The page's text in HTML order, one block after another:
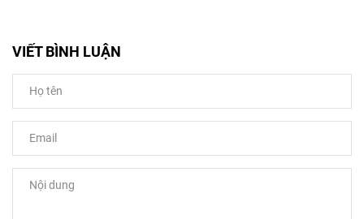
VIẾT BÌNH LUẬN